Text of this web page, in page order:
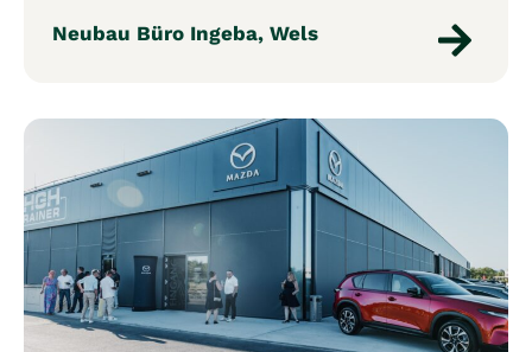
Neubau Büro Ingeba, Wels